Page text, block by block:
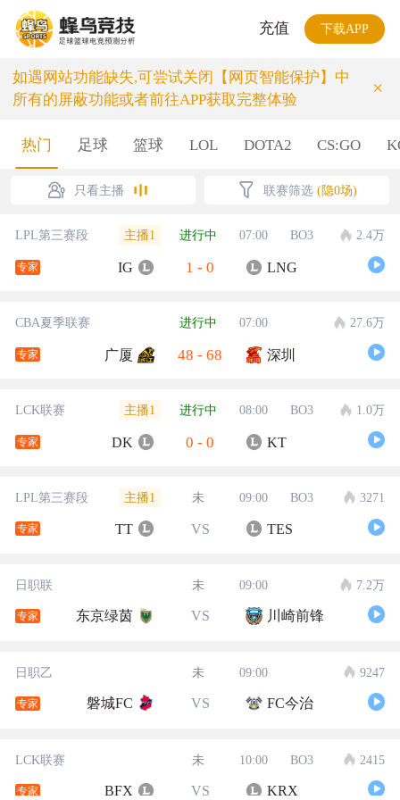
充值 下载APP
如遇网站功能缺失,可尝试关闭【网页智能保护】中
所有的屏蔽功能或者前往APP获取完整体验
×
热门 足球 篮球 LOL DOTA2 CS:GO
只看主播 联赛筛选 (隐0场)
LPL第三赛段 主播1 进行中 07:00 BO3 2.4万
专家 IG 1 - 0 LNG
CBA夏季联赛 进行中 07:00 27.6万
专家 广厦 48 - 68 深圳
LCK联赛 主播1 进行中 08:00 BO3 1.0万
专家 DK 0 - 0 KT
LPL第三赛段 主播1 未 09:00 BO3 3271
专家 TT VS TES
日职联 未 09:00 7.2万
专家 东京绿茵 VS 川崎前锋
日职乙 未 09:00 9247
专家 磐城FC VS FC今治
LCK联赛 未 10:00 BO3 2415
专家 BFX VS KRX